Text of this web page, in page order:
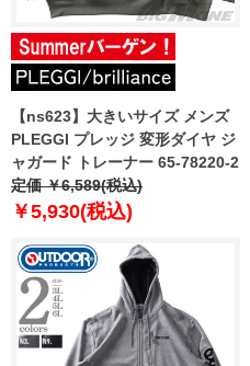
【ns623】大きいサイズ メンズ
PLEGGI プレッジ 変形ダイヤ ジ
ャガード トレーナー 65-78220-2
定価 ￥6,589(税込)
￥5,930(税込)